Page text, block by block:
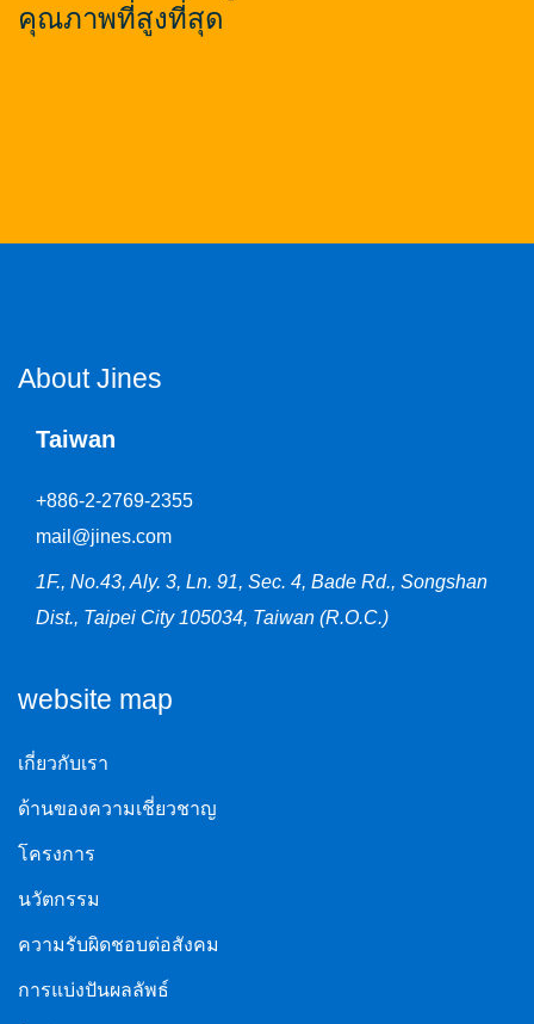
คุณภาพที่สูงที่สุด
About Jines
Taiwan
+886-2-2769-2355
mail@jines.com
1F., No.43, Aly. 3, Ln. 91, Sec. 4, Bade Rd., Songshan
Dist., Taipei City 105034, Taiwan (R.O.C.)
website map
เกี่ยวกับเรา
ด้านของความเชี่ยวชาญ
โครงการ
นวัตกรรม
ความรับผิดชอบต่อสังคม
การแบ่งปันผลลัพธ์